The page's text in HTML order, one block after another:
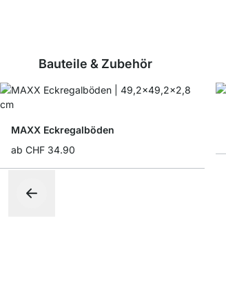
Bauteile & Zubehör
MAXX Eckregalböden
ab CHF 34.90